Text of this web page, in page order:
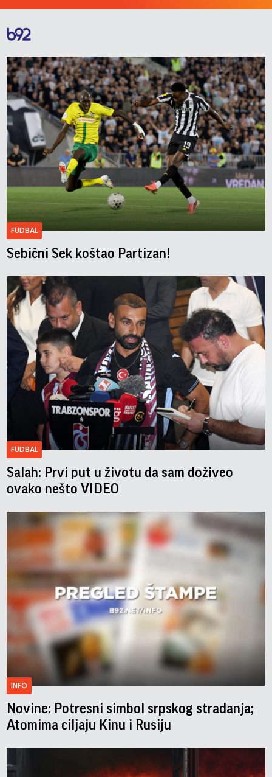
FUDBAL
Sebični Sek koštao Partizan!
FUDBAL
Salah: Prvi put u životu da sam doživeo
ovako nešto VIDEO
INFO
Novine: Potresni simbol srpskog stradanja;
Atomima ciljaju Kinu i Rusiju